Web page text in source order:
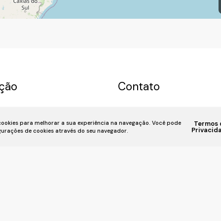
para melhorar a sua experiência na navegação. Você pode
de cookies através do seu navegador.
Termos
ImóvelFinanciamento
Contato
(11)
7939